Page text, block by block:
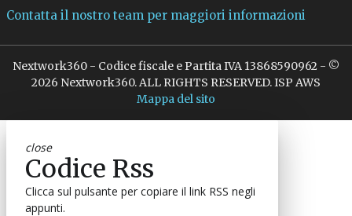
Contatta il nostro team per maggiori informazioni
Nextwork360 - Codice fiscale e Partita IVA 13868590962 - ©
2026 Nextwork360. ALL RIGHTS RESERVED. ISP AWS
Mappa del sito
close
Codice Rss
Clicca sul pulsante per copiare il link RSS negli
appunti.